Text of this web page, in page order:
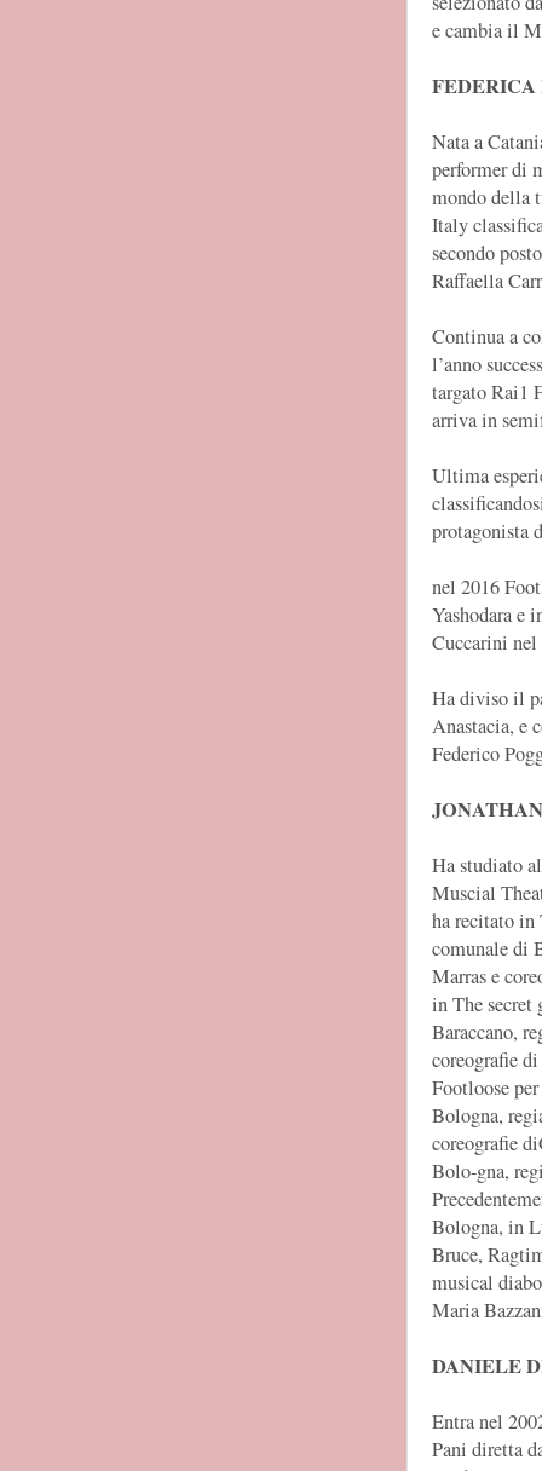
e cambia il
FEDERICA
Nata a
performer di
mondo della
Italy
secondo
Raffaella
Continua a
l’anno
targato Rai1
arriva in
Ultima
protagonista
nel 2016
Yashodara e
Cuccarini
Ha diviso il
Anastacia, e
Federico
Ha studiato
Muscial
ha recitato
comunale di
Marras e
in The secret
Baraccano,
coreografie
Footloose
Bologna,
coreografie
Bolo-gna,
Bologna, in
Bruce,
musical
Maria
DANIELE
Entra nel
Pani diretta